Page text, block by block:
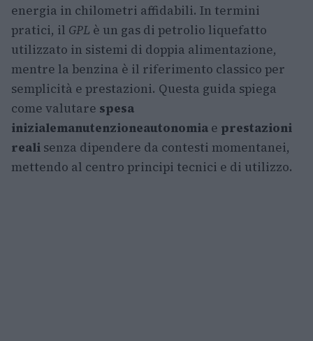
energia in chilometri affidabili. In termini
pratici, il GPL è un gas di petrolio liquefatto
utilizzato in sistemi di doppia alimentazione,
mentre la benzina è il riferimento classico per
semplicità e prestazioni. Questa guida spiega
come valutare spesa
inizialemanutenzioneautonomia e prestazioni
reali senza dipendere da contesti momentanei,
mettendo al centro principi tecnici e di utilizzo.